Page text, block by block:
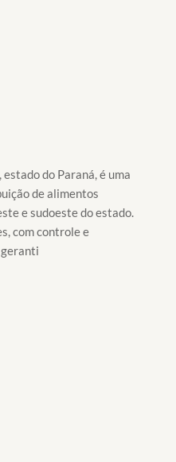
do Paraná, é uma
de alimentos
e sudoeste do estado.
com controle e